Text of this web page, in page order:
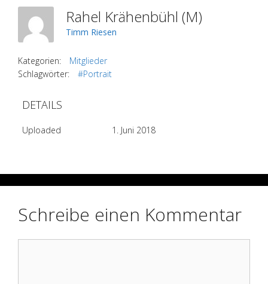
Rahel Krähenbühl (M)
Timm Riesen
Kategorien:
Mitglieder
Schlagwörter:
#Portrait
DETAILS
Uploaded 1. Juni 2018
Schreibe einen Kommentar